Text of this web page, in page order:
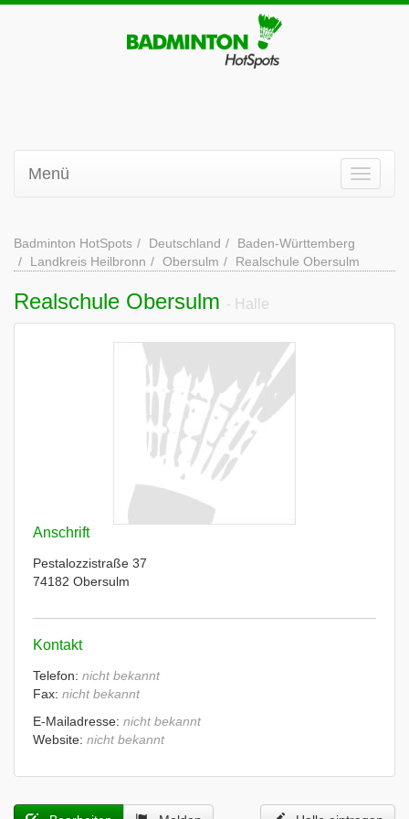
Menü
Badminton HotSpots Deutschland
Baden-Württemberg
Landkreis Heilbronn
Obersulm Realschule Obersulm
Realschule Obersulm - Halle
Anschrift
Pestalozzistraße 37
74182 Obersulm
Kontakt
Telefon: nicht bekannt
Fax: nicht bekannt
E-Mailadresse: nicht bekannt
Website: nicht bekannt